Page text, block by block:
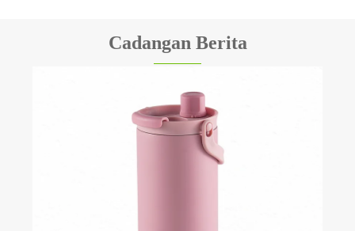
Cadangan Berita